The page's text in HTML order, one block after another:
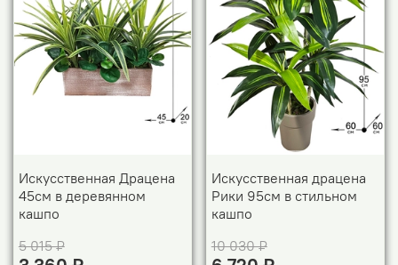
Искусственная Драцена
45см в деревянном
кашпо
5 015 ₽
Искусственная драцена
Рики 95см в стильном
кашпо
10 030 ₽